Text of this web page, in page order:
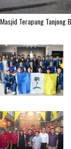
Masjid Terapung Tanjong